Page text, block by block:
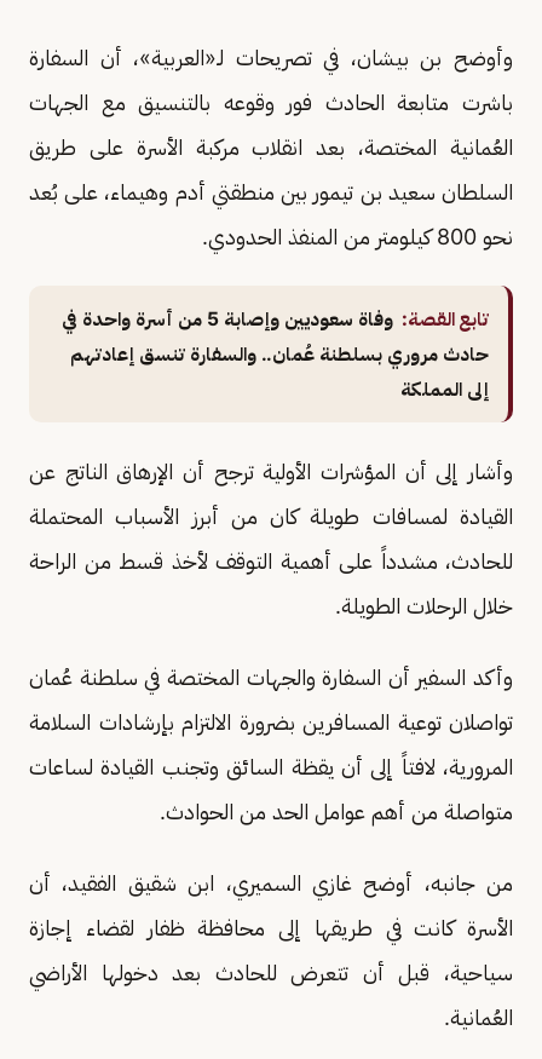
وأوضح بن بيشان، في تصريحات لـ«العربية»، أن السفارة
باشرت متابعة الحادث فور وقوعه بالتنسيق مع الجهات
العُمانية المختصة، بعد انقلاب مركبة الأسرة على طريق
السلطان سعيد بن تيمور بين منطقتي أدم وهيماء، على بُعد
نحو 800 كيلومتر من المنفذ الحدودي.
تابع القصة:
وفاة سعوديين وإصابة 5 من أسرة واحدة في
حادث مروري بسلطنة عُمان.. والسفارة تنسق إعادتهم
إلى المملكة
وأشار إلى أن المؤشرات الأولية ترجح أن الإرهاق الناتج عن
القيادة لمسافات طويلة كان من أبرز الأسباب المحتملة
للحادث، مشدداً على أهمية التوقف لأخذ قسط من الراحة
خلال الرحلات الطويلة.
وأكد السفير أن السفارة والجهات المختصة في سلطنة عُمان
تواصلان توعية المسافرين بضرورة الالتزام بإرشادات السلامة
المرورية، لافتاً إلى أن يقظة السائق وتجنب القيادة لساعات
متواصلة من أهم عوامل الحد من الحوادث.
من جانبه، أوضح غازي السميري، ابن شقيق الفقيد، أن
الأسرة كانت في طريقها إلى محافظة ظفار لقضاء إجازة
سياحية، قبل أن تتعرض للحادث بعد دخولها الأراضي
العُمانية.